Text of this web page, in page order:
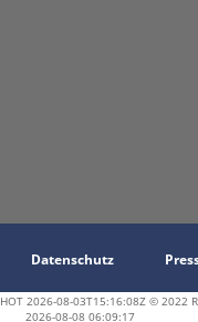
Datenschutz
2026-08-03T15:16:08Z © 2022
2026-08-08 06:09:17